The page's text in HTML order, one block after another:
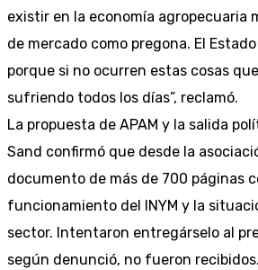
existir en la economía agropecuaria
de mercado como pregona. El
porque si no ocurren estas cosas
sufriendo todos los días”, reclamó.
La propuesta de APAM y la salida
Sand confirmó que desde la
documento de más de 700 páginas
funcionamiento del INYM y la
sector. Intentaron entregárselo al
según denunció, no fueron